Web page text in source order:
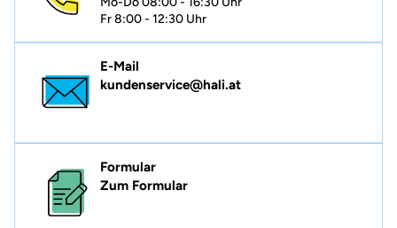
Fr 8:00 - 12:30 Uhr
E-Mail
kundenservice@hali.at
Formular
Zum Formular